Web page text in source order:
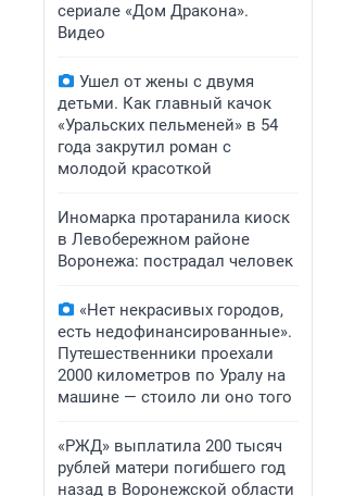
сериале «Дом Дракона».
Видео
Ушел от жены с двумя
детьми. Как главный качок
«Уральских пельменей» в 54
года закрутил роман с
молодой красоткой
Иномарка протаранила киоск
в Левобережном районе
Воронежа: пострадал человек
«Нет некрасивых городов,
есть недофинансированные».
Путешественники проехали
2000 километров по Уралу на
машине — стоило ли оно того
«РЖД» выплатила 200 тысяч
рублей матери погибшего год
назад в Воронежской области